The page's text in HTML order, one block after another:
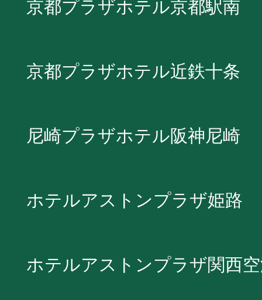
京都プラザホテル京都駅南
京都プラザホテル近鉄十条
尼崎プラザホテル阪神尼崎
ホテルアストンプラザ姫路
ホテルアストンプラザ関西